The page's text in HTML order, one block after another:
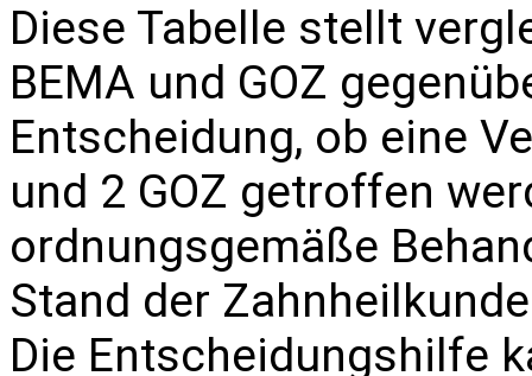
Diese Tabelle stellt
BEMA und GOZ
Entscheidung, ob eine
und 2 GOZ getroffen
ordnungsgemäße
Stand der
Die Entscheidungshilfe